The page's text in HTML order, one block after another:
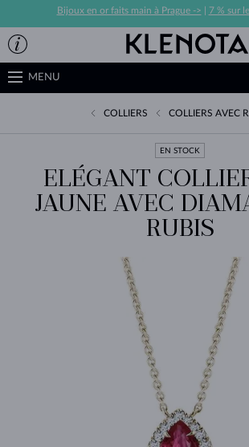
Bijoux en or faits main à Prague -> 7 % sur
MENU
COLLIERS COLLIERS AVEC
EN STOCK
ELÉGANT
JAUNE AVEC
RUBIS